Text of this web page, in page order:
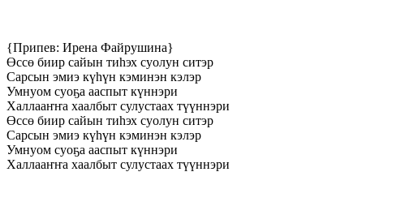
{Припев: Ирена Файрушина}
Өссө биир сайын тиһэх суолун ситэр
Сарсын эмиэ күһүн кэминэн кэлэр
Умнуом суоҕа ааспыт күннэри
Халлааҥҥа хаалбыт сулустаах түүннэри
Өссө биир сайын тиһэх суолун ситэр
Сарсын эмиэ күһүн кэминэн кэлэр
Умнуом суоҕа ааспыт күннэри
Халлааҥҥа хаалбыт сулустаах түүннэри